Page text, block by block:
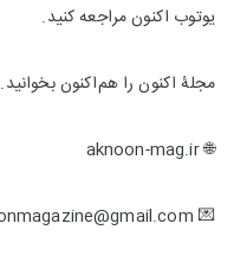
یوتوب اکنون مراجعه کنید.
مجلۀ اکنون را هم‌اکنون بخوانید.
🌐 aknoon-mag.ir
💌 aknoonmagazine@gmail.com